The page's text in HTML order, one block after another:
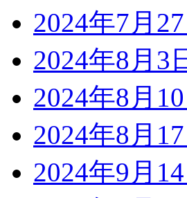
2024年7月
2024年8月3
2024年8月
2024年8月
2024年9月